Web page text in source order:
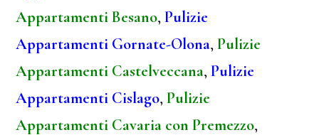
Appartamenti Besano,Pulizie
Appartamenti Gornate-Olona,Pulizie
Appartamenti Castelveccana,Pulizie
Appartamenti Cislago,Pulizie
Appartamenti Cavaria con Premezzo,